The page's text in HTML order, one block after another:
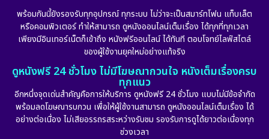
พร้อมกันนี้ยังรองรับทุกอุปกรณ์ ทุกระบบ ไม่ว่าจะเป็นสมาร์ทโฟน แท็บเล็ต
หรือคอมพิวเตอร์ ทำให้สามารถ ดูหนังออนไลน์เต็มเรื่อง ได้ทุกที่ทุกเวลา
เพียงมีอินเทอร์เน็ตก็เข้าถึง หนังฟรีออนไลน์ ได้ทันที ตอบโจทย์ไลฟ์สไตล์
ของผู้ใช้งานยุคใหม่อย่างแท้จริง
ดูหนังฟรี 24 ชั่วโมง ไม่มีโฆษณากวนใจ หนังเต็มเรื่องครบ
ทุกแนว
อีกหนึ่งจุดเด่นสำคัญคือการให้บริการ ดูหนังฟรี 24 ชั่วโมง แบบไม่มีข้อจำกัด
พร้อมลดโฆษณารบกวน เพื่อให้ผู้ใช้งานสามารถ ดูหนังออนไลน์เต็มเรื่อง ได้
อย่างต่อเนื่อง ไม่เสียอรรถรสระหว่างรับชม รองรับการดูได้ยาวต่อเนื่องทุก
ช่วงเวลา